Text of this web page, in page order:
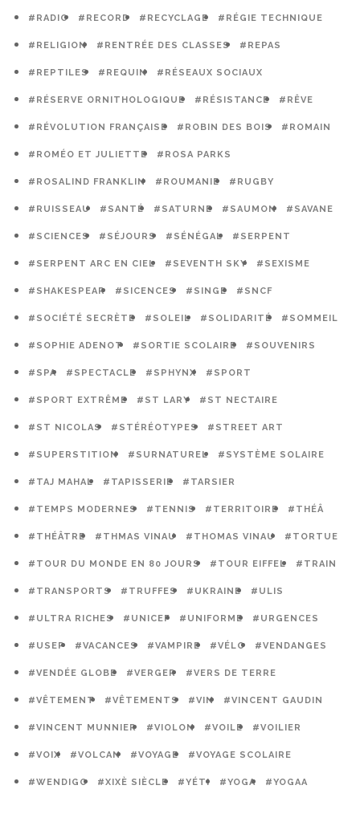
#RADIO #RECORD #RECYCLAGE #RÉGIE TECHNIQUE
#RELIGION #RENTRÉE DES CLASSES #REPAS
#REPTILES #REQUIN #RÉSEAUX SOCIAUX
#RÉSERVE ORNITHOLOGIQUE #RÉSISTANCE #RÊVE
#RÉVOLUTION FRANÇAISE #ROBIN DES BOIS #ROMAIN
#ROMÉO ET JULIETTE #ROSA PARKS
#ROSALIND FRANKLIN #ROUMANIE #RUGBY
#RUISSEAU #SANTÉ #SATURNE #SAUMON #SAVANE
#SCIENCES #SÉJOURS #SÉNÉGAL #SERPENT
#SERPENT ARC EN CIEL #SEVENTH SKY #SEXISME
#SHAKESPEAR #SICENCES #SINGE #SNCF
#SOCIÉTÉ SECRÈTE #SOLEIL #SOLIDARITÉ #SOMMEIL
#SOPHIE ADENOT #SORTIE SCOLAIRE #SOUVENIRS
#SPA #SPECTACLE #SPHYNX #SPORT
#SPORT EXTRÊME #ST LARY #ST NECTAIRE
#ST NICOLAS #STÉRÉOTYPES #STREET ART
#SUPERSTITION #SURNATUREL #SYSTÈME SOLAIRE
#TAJ MAHAL #TAPISSERIE #TARSIER
#TEMPS MODERNES #TENNIS #TERRITOIRE #THÉÂ
#THÉÂTRE #THMAS VINAU #THOMAS VINAU #TORTUE
#TOUR DU MONDE EN 80 JOURS #TOUR EIFFEL #TRAIN
#TRANSPORTS #TRUFFES #UKRAINE #ULIS
#ULTRA RICHES #UNICEF #UNIFORME #URGENCES
#USEP #VACANCES #VAMPIRE #VÉLO #VENDANGES
#VENDÉE GLOBE #VERGER #VERS DE TERRE
#VÊTEMENT #VÊTEMENTS #VIN #VINCENT GAUDIN
#VINCENT MUNNIER #VIOLON #VOILE #VOILIER
#VOIX #VOLCAN #VOYAGE #VOYAGE SCOLAIRE
#WENDIGO #XIXÈ SIÈCLE #YÉTI #YOGA #YOGAA